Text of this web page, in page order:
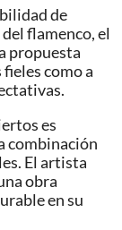
de
flamenco, el
propuesta
como a
es
combinación
El artista
obra
en su